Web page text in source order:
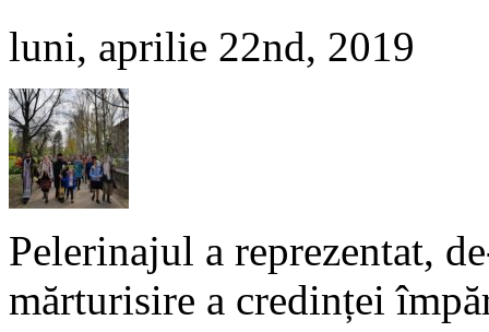
luni, aprilie 22nd, 2019
Pelerinajul a reprezentat,
mărturisire a credinței